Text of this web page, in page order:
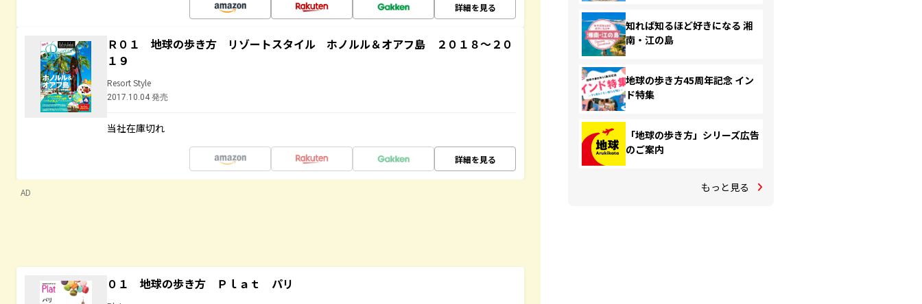
詳細を見る
Ｒ０１ 地球の歩き方 リゾートスタイル ホノルル＆オアフ島 ２０１８～２０
１９
Resort Style
2017.10.04 発売
当社在庫切れ
詳細を見る
AD
０１ 地球の歩き方 Ｐｌａｔ パリ
知れば知るほど好きになる 湘
南・江の島
地球の歩き方45周年記念 イン
ド特集
「地球の歩き方」シリーズ広告
のご案内
もっと見る